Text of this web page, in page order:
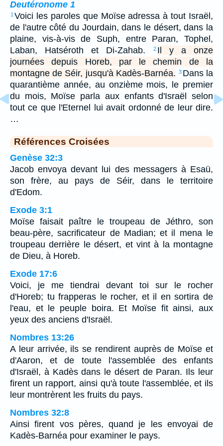
Deutéronome 1
1 Voici les paroles que Moïse adressa à tout Israël,
de l'autre côté du Jourdain, dans le désert, dans la
plaine, vis-à-vis de Suph, entre Paran, Tophel,
Laban, Hatséroth et Di-Zahab.
2 Il y a onze
journées depuis Horeb, par le chemin de la
montagne de Séir, jusqu'à Kadès-Barnéa. 3 Dans la
quarantième année, au onzième mois, le premier
du mois, Moïse parla aux enfants d'Israël selon
tout ce que l'Eternel lui avait ordonné de leur dire.
…
Références Croisées
Genèse 32:3
Jacob envoya devant lui des messagers à Esaü,
son frère, au pays de Séir, dans le territoire
d'Edom.
Exode 3:1
Moïse faisait paître le troupeau de Jéthro, son
beau-père, sacrificateur de Madian; et il mena le
troupeau derrière le désert, et vint à la montagne
de Dieu, à Horeb.
Exode 17:6
Voici, je me tiendrai devant toi sur le rocher
d'Horeb; tu frapperas le rocher, et il en sortira de
l'eau, et le peuple boira. Et Moïse fit ainsi, aux
yeux des anciens d'Israël.
Nombres 13:26
A leur arrivée, ils se rendirent auprès de Moïse et
d'Aaron, et de toute l'assemblée des enfants
d'Israël, à Kadès dans le désert de Paran. Ils leur
firent un rapport, ainsi qu'à toute l'assemblée, et ils
leur montrèrent les fruits du pays.
Nombres 32:8
Ainsi firent vos pères, quand je les envoyai de
Kadès-Barnéa pour examiner le pays.